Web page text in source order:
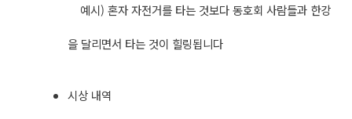
예시) 혼자 자전거를 타는 것보다 동호회 사람들과 한강
을 달리면서 타는 것이 힐링됩니다
시상 내역